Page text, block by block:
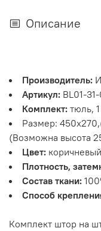
Описание
Производитель:
Артикул: BL01-
Комплект: тюль,
Размер:
(Возможна высота
Цвет: коричневый
Плотность,
Состав ткани:
Способ
Комплект штор на